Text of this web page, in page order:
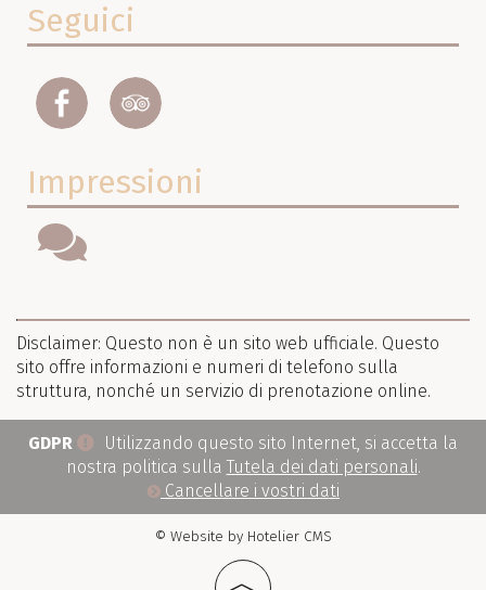
Seguici
Impressioni
Disclaimer: Questo non è un sito web ufficiale. Questo
sito offre informazioni e numeri di telefono sulla
struttura, nonché un servizio di prenotazione online.
GDPR
Utilizzando questo sito Internet, si accetta la
nostra politica sulla Tutela dei dati personali.
Cancellare i vostri dati
© Website by Hotelier CMS